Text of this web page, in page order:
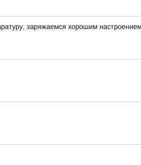
заряжаемся хорошим